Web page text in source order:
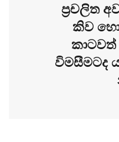
ප්‍රචලිත
කිව
කාටවත්
විමසීමටද